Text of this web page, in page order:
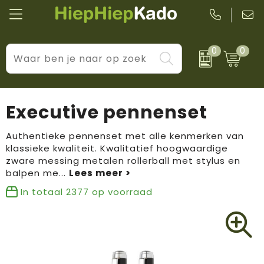
0 0
Kantoor & schrijfwaren
Wellness & verzorging
Tassen & reizen
Huis, tuin & keuken
Levensstijl
BIC
Brandflavours
Camelbak
Executive pennenset
Authentieke pennenset met alle kenmerken van
klassieke kwaliteit. Kwalitatief hoogwaardige
zware messing metalen rollerball met stylus en
balpen me...
In totaal 2377 op voorraad